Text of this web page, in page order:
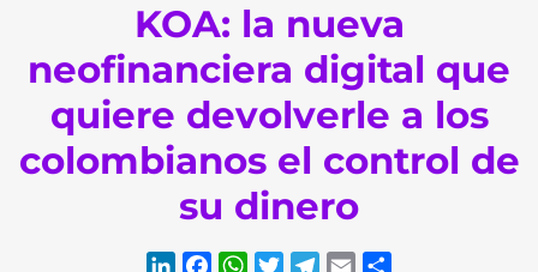
KOA: la nueva
neofinanciera digital que
quiere devolverle a los
colombianos el control de
su dinero